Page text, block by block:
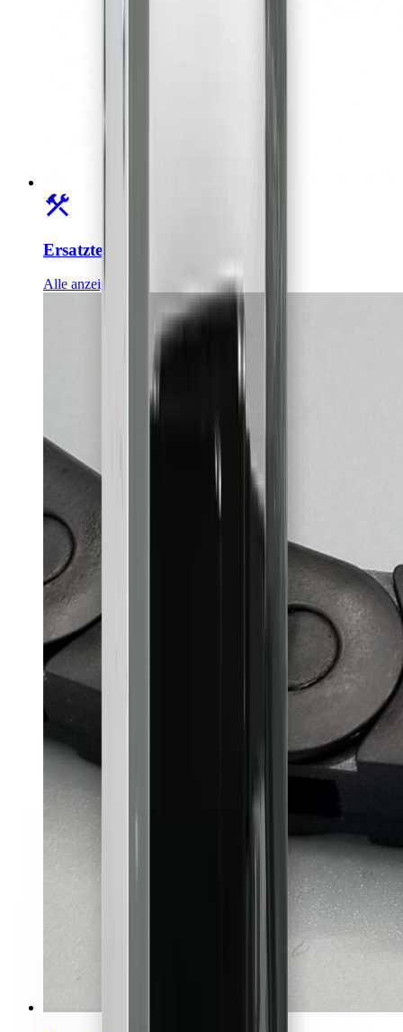
Ersatzteile
Alle anzeigen